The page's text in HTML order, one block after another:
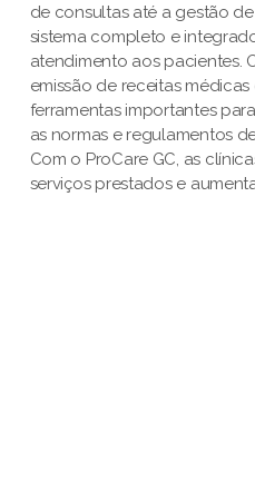
de consultas até a gestão
sistema completo e
atendimento aos pacientes.
emissão de receitas
ferramentas importantes
as normas e regulamentos
Com o ProCare GC, as
serviços prestados e